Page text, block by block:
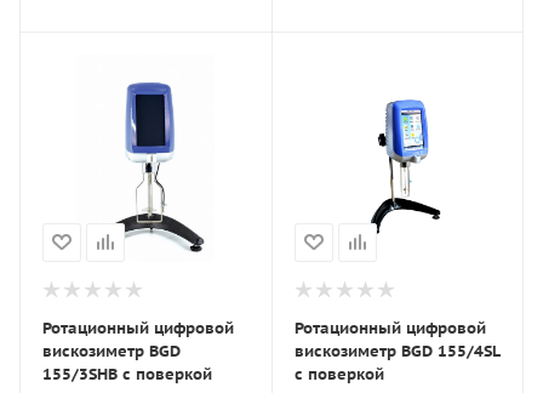
Ротационный цифровой
вискозиметр BGD
155/3SHB с поверкой
Ротационный цифровой
вискозиметр BGD 155/4SL
с поверкой